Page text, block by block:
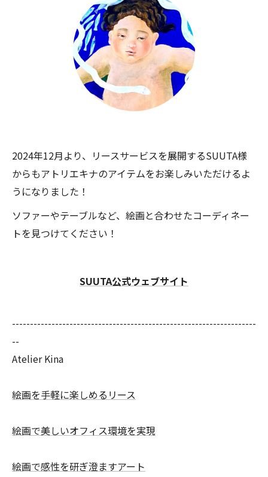
2024年12月より、リースサービスを展開するSUUTA様
からもアトリエキナのアイテムをお楽しみいただけるよ
うになりました！
ソファーやテーブルなど、絵画と合わせたコーディネー
トを見つけてください！
SUUTA公式ウェブサイト
--------------------------------------------------------------------
--
Atelier Kina
絵画を手軽に楽しめるリース
絵画で美しいオフィス環境を実現
絵画で感性を研ぎ澄ますアート